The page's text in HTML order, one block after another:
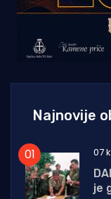
Najnovije
07
je